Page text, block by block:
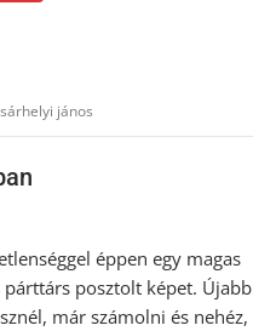
jános
éppen egy magas
párttárs posztolt képet. Újabb
már számolni és nehéz,